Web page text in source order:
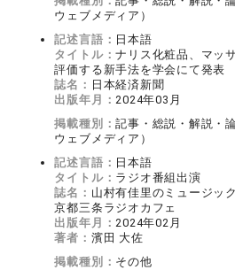
ウェブメディア）
記述言語： 日本語
タイトル：ナリス化粧品、マッ
評価する新手法を学会にて発表
誌名： 日本経済新聞
出版年月：2024年03月
掲載種別：記事・総説・解説・
ウェブメディア）
記述言語： 日本語
タイトル： ラジオ番組出演
誌名： 山村有佳里のミュージッ
京都三条ラジオカフェ
出版年月：2024年02月
著者： 濱田 大佐
掲載種別： その他